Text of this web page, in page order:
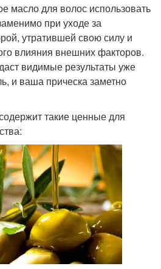
масло для волос использовать
при уходе за
утратившей свою силу и
влияния внешних факторов.
видимые результаты уже
и ваша прическа заметно
такие ценные для